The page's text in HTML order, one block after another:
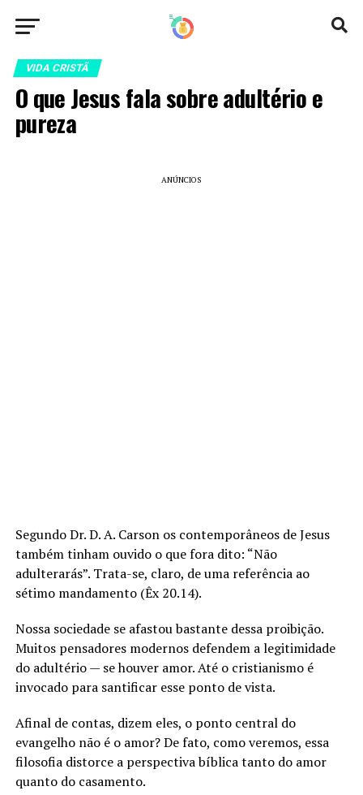
VIDA CRISTÃ
O que Jesus fala sobre adultério e
pureza
ANÚNCIOS
Segundo Dr. D. A. Carson os contemporâneos de Jesus
também tinham ouvido o que fora dito: “Não
adulterarás”. Trata-se, claro, de uma referência ao
sétimo mandamento (Êx 20.14).
Nossa sociedade se afastou bastante dessa proibição.
Muitos pensadores modernos defendem a legitimidade
do adultério — se houver amor. Até o cristianismo é
invocado para santificar esse ponto de vista.
Afinal de contas, dizem eles, o ponto central do
evangelho não é o amor? De fato, como veremos, essa
filosofia distorce a perspectiva bíblica tanto do amor
quanto do casamento.